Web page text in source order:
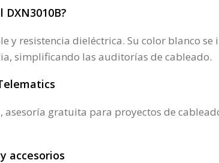
DXN3010B?
y resistencia dieléctrica. Su color blanco
simplificando las auditorías de cableado.
gratuita para proyectos de
accesorios